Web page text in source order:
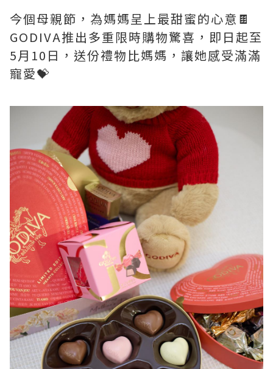
今個母親節，為媽媽呈上最甜蜜的心意🍫
GODIVA推出多重限時購物驚喜，即日起至
5月10日，送份禮物比媽媽，讓她感受滿滿
寵愛💝